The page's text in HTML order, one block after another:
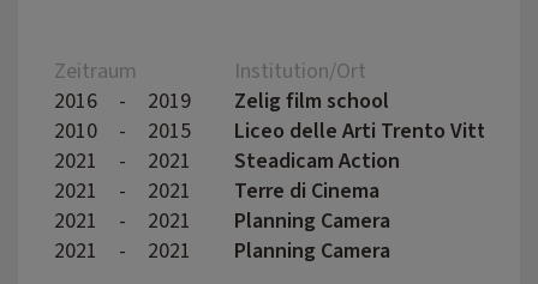
Zeitraum
Institution/Ort
2016
- 2019
Zelig film school
2010
- 2015
Liceo delle Arti Trento Vittoria/
2021
- 2021
Steadicam Action
2021
- 2021
Terre di Cinema
2021
- 2021
Planning Camera
2021
- 2021 Planning Camera